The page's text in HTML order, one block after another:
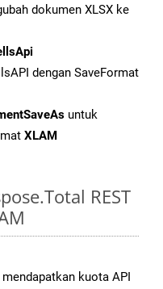
dokumen XLSX ke
dengan SaveFormat
untuk
XLAM
REST
kuota API